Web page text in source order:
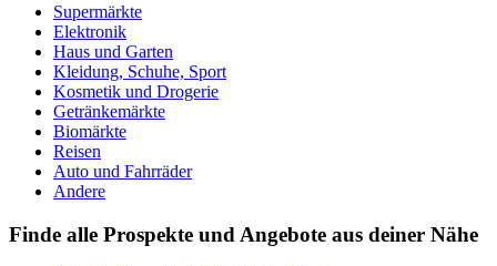
Supermärkte
Elektronik
Haus und Garten
Kleidung, Schuhe, Sport
Kosmetik und Drogerie
Getränkemärkte
Biomärkte
Reisen
Auto und Fahrräder
Andere
Finde alle Prospekte und Angebote aus deiner Nähe